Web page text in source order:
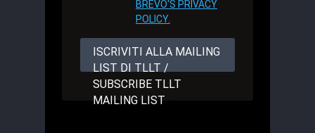
BREVO'S PRIVACY
POLICY.
ISCRIVITI ALLA MAILING
LIST DI TLLT /
SUBSCRIBE TLLT
MAILING LIST